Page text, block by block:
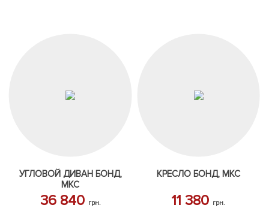
УГЛОВОЙ ДИВАН БОНД,
МКС
36 840 грн.
КРЕСЛО БОНД, МКС
11 380 грн.